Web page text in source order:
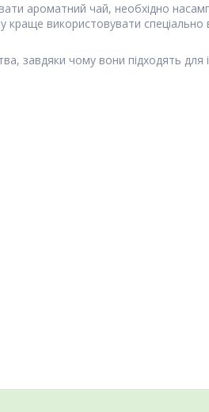
ароматний чай, необхідно
використовувати спеціально
завдяки чому вони підходять